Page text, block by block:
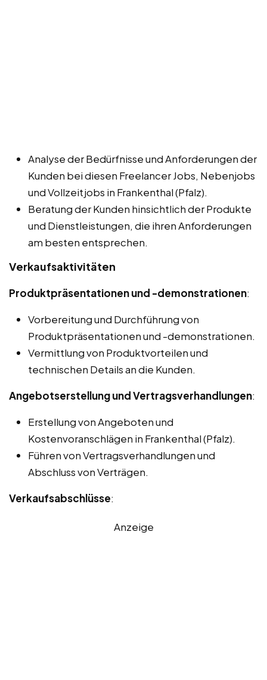
Analyse der Bedürfnisse und Anforderungen der
Kunden bei diesen Freelancer Jobs, Nebenjobs
und Vollzeitjobs in Frankenthal (Pfalz).
Beratung der Kunden hinsichtlich der Produkte
und Dienstleistungen, die ihren Anforderungen
am besten entsprechen.
Verkaufsaktivitäten
Produktpräsentationen und -demonstrationen:
Vorbereitung und Durchführung von
Produktpräsentationen und -demonstrationen.
Vermittlung von Produktvorteilen und
technischen Details an die Kunden.
Angebotserstellung und Vertragsverhandlungen:
Erstellung von Angeboten und
Kostenvoranschlägen in Frankenthal (Pfalz).
Führen von Vertragsverhandlungen und
Abschluss von Verträgen.
Verkaufsabschlüsse:
Anzeige